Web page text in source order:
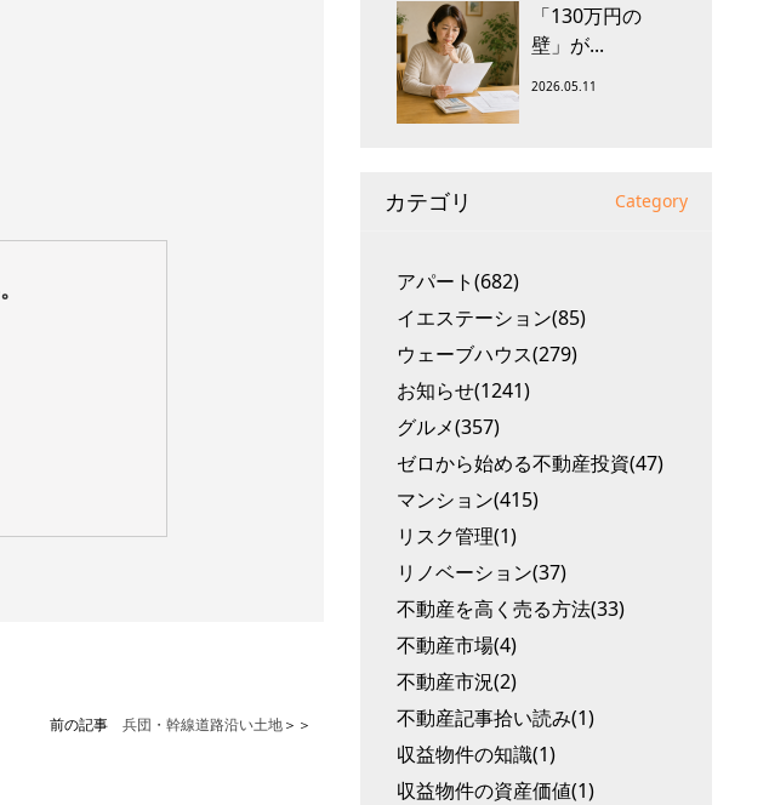
前の記事 兵団・幹線道路沿い土地＞＞
「130万円の
壁」が...
2026.05.11
カテゴリ Category
アパート(682)
イエステーション(85)
ウェーブハウス(279)
お知らせ(1241)
グルメ(357)
ゼロから始める不動産投資(47)
マンション(415)
リスク管理(1)
リノベーション(37)
不動産を高く売る方法(33)
不動産市場(4)
不動産市況(2)
不動産記事拾い読み(1)
収益物件の知識(1)
収益物件の資産価値(1)